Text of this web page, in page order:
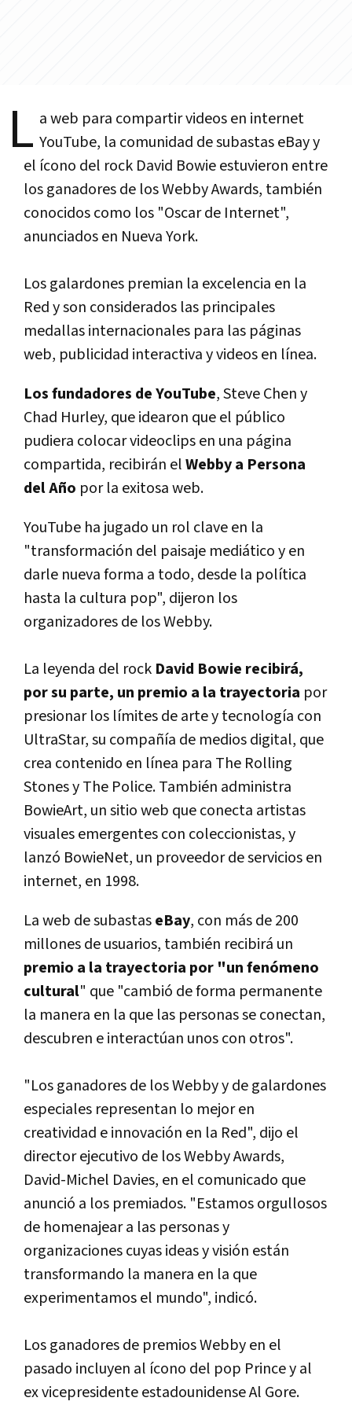
L a web para compartir videos en internet
YouTube, la comunidad de subastas eBay y
el í­cono del rock David Bowie estuvieron entre
los ganadores de los Webby Awards, también
conocidos como los "Oscar de Internet",
anunciados en Nueva York.
Los galardones premian la excelencia en la
Red y son considerados las principales
medallas internacionales para las páginas
web, publicidad interactiva y videos en lí­nea.
Los fundadores de YouTube, Steve Chen y
Chad Hurley, que idearon que el público
pudiera colocar videoclips en una página
compartida, recibirán elWebby a Persona
del Año por la exitosa web.
YouTube ha jugado un rol clave en la
"transformación del paisaje mediático y en
darle nueva forma a todo, desde la polí­tica
hasta la cultura pop", dijeron los
organizadores de los Webby.
La leyenda del rock David Bowie recibirá,
por su parte, un premio a la trayectoria por
presionar los lí­mites de arte y tecnologí­a con
UltraStar, su compañí­a de medios digital, que
crea contenido en lí­nea para The Rolling
Stones y The Police. También administra
BowieArt, un sitio web que conecta artistas
visuales emergentes con coleccionistas, y
lanzó BowieNet, un proveedor de servicios en
internet, en 1998.
La web de subastaseBay, con más de 200
millones de usuarios, también recibirá un
premio a la trayectoria por "un fenómeno
cultural" que "cambió de forma permanente
la manera en la que las personas se conectan,
descubren e interactúan unos con otros".
"Los ganadores de los Webby y de galardones
especiales representan lo mejor en
creatividad e innovación en la Red", dijo el
director ejecutivo de los Webby Awards,
David-Michel Davies, en el comunicado que
anunció a los premiados. "Estamos orgullosos
de homenajear a las personas y
organizaciones cuyas ideas y visión están
transformando la manera en la que
experimentamos el mundo", indicó.
Los ganadores de premios Webby en el
pasado incluyen al í­cono del pop Prince y al
ex vicepresidente estadounidense Al Gore.